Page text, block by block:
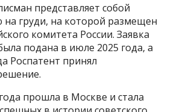
представляет собой
груди, на которой размещен
комитета России. Заявка
подана в июле 2025 года, а
Роспатент принял
прошла в Москве и стала